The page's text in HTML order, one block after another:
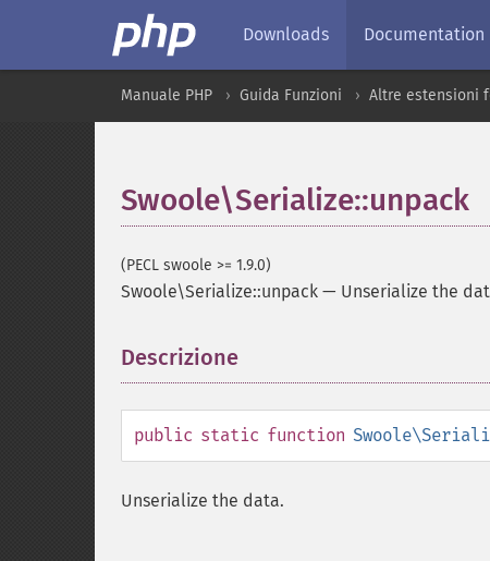
Downloads Documentation
Manuale PHP Guida Funzioni Altre estensioni
Swoole\Serialize::unpack
(PECL swoole >= 1.9.0)
Swoole\Serialize::unpack — Unserialize the
Descrizione
public static function
Unserialize the data.